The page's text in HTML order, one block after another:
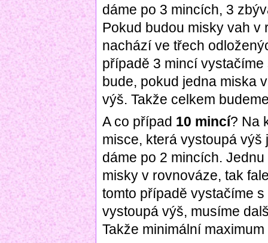
dáme po 3 mincích, 3
Pokud budou misky vah v
nachází ve třech
případě 3 mincí
bude, pokud jedna miska
výš. Takže celkem
A co případ 10 mincí? Na
misce, která vystoupá
dáme po 2 mincích.
misky v rovnováze, tak
tomto případě vystačíme
vystoupá výš, musíme
Takže minimální